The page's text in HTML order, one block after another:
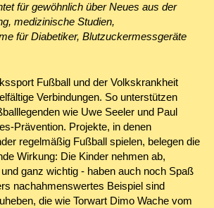
für gewöhnlich über Neues aus der
medizinische Studien,
für Diabetiker, Blutzuckermessgeräte
Fußball und der Volkskrankheit
Verbindungen. So unterstützen
wie Uwe Seeler und Paul
Prävention. Projekte, in denen
regelmäßig Fußball spielen, belegen die
Wirkung: Die Kinder nehmen ab,
ganz wichtig - haben auch noch Spaß
nachahmenswertes Beispiel sind
die wie Torwart Dimo Wache vom